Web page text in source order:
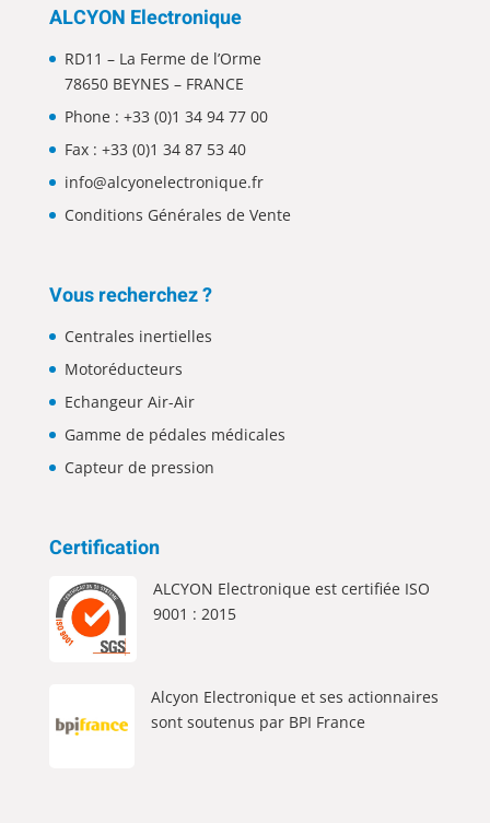
ALCYON Electronique
RD11 – La Ferme de l’Orme
78650 BEYNES – FRANCE
Phone : +33 (0)1 34 94 77 00
Fax : +33 (0)1 34 87 53 40
info@alcyonelectronique.fr
Conditions Générales de Vente
Vous recherchez ?
Centrales inertielles
Motoréducteurs
Echangeur Air-Air
Gamme de pédales médicales
Capteur de pression
Certification
ALCYON Electronique est certifiée ISO
9001 : 2015
Alcyon Electronique et ses actionnaires
sont soutenus par BPI France